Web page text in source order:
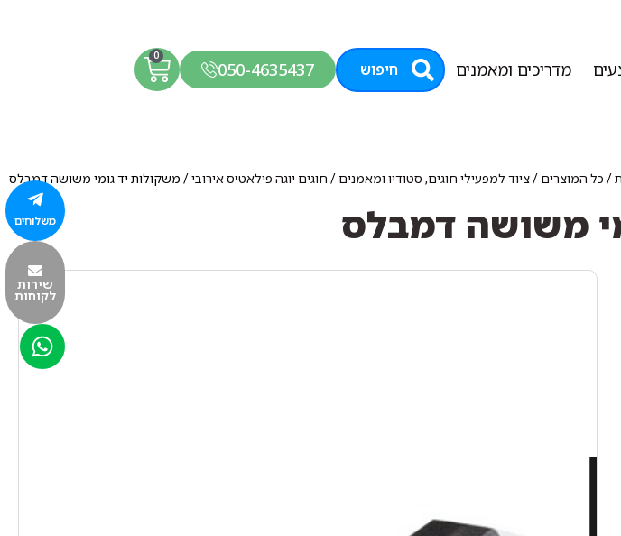
מדריכים ומאמנים חיפוש 050-4635437
0
/ כל המוצרים /ציוד למפעילי חוגים, סטודיו ומאמנים / חוגים יוגה פילאטיס אירובי/ משקולות יד גומי משושה דמבלס
משושה דמבלס משלוחים
שירות
לקוחות